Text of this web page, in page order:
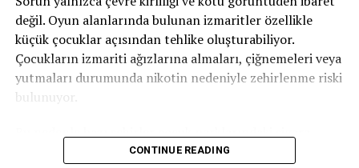
kaldığıiçin bu süre cezadan mahsup edildi. Böylece
geriye 24 günlük, yani1.920 franklıkşartlı ceza kaldı.
Bunun yanında800 frank para cezasıödemesine karar
verildi.
frank diğer yargılama giderlerinikarşılaması
değil. Oyun alanlarında bulunan izmaritler özellikle
küçük çocuklar açısından tehlike oluşturabiliyor.
Çocukların izmariti ağızlarına almaları, çiğnemeleri veya
yutmaları durumunda nikotin nedeniyle zehirlenme riski
bulunuyor.
izmariti sorununa karşı özel kampanyalar yürütüyor.
CONTINUE READING